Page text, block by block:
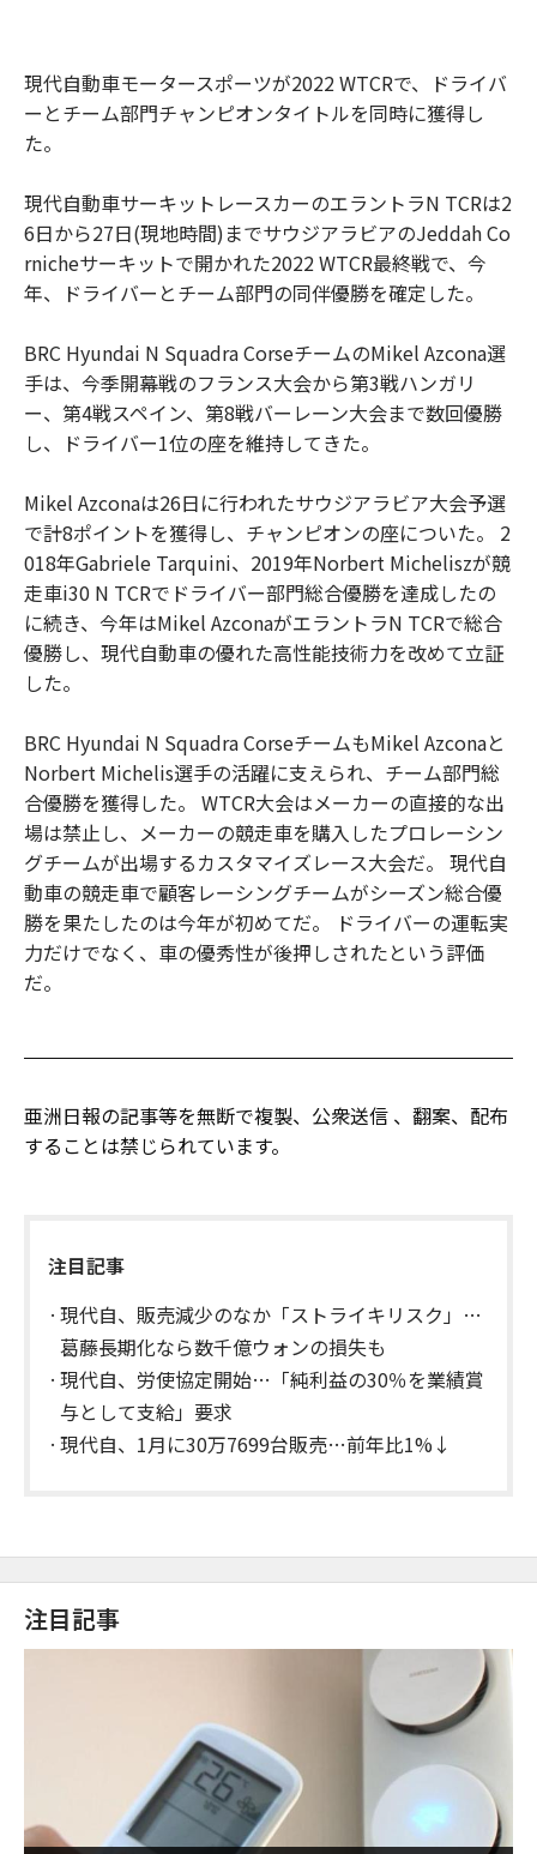
現代自動車モータースポーツが2022 WTCRで、ドライバ
ーとチーム部門チャンピオンタイトルを同時に獲得し
た。
現代自動車サーキットレースカーのエラントラN TCRは2
6日から27日(現地時間)までサウジアラビアのJeddah Co
rnicheサーキットで開かれた2022 WTCR最終戦で、今
年、ドライバーとチーム部門の同伴優勝を確定した。
BRC Hyundai N Squadra CorseチームのMikel Azcona選
手は、今季開幕戦のフランス大会から第3戦ハンガリ
ー、第4戦スペイン、第8戦バーレーン大会まで数回優勝
し、ドライバー1位の座を維持してきた。
Mikel Azconaは26日に行われたサウジアラビア大会予選
で計8ポイントを獲得し、チャンピオンの座についた。 2
018年Gabriele Tarquini、2019年Norbert Micheliszが競
走車i30 N TCRでドライバー部門総合優勝を達成したの
に続き、今年はMikel AzconaがエラントラN TCRで総合
優勝し、現代自動車の優れた高性能技術力を改めて立証
した。
BRC Hyundai N Squadra CorseチームもMikel Azconaと
Norbert Michelis選手の活躍に支えられ、チーム部門総
合優勝を獲得した。 WTCR大会はメーカーの直接的な出
場は禁止し、メーカーの競走車を購入したプロレーシン
グチームが出場するカスタマイズレース大会だ。 現代自
動車の競走車で顧客レーシングチームがシーズン総合優
勝を果たしたのは今年が初めてだ。 ドライバーの運転実
力だけでなく、車の優秀性が後押しされたという評価
だ。
亜洲日報の記事等を無断で複製、公衆送信 、翻案、配布
することは禁じられています。
注目記事
現代自、販売減少のなか「ストライキリスク」…
葛藤長期化なら数千億ウォンの損失も
現代自、労使協定開始…「純利益の30％を業績賞
与として支給」要求
現代自、1月に30万7699台販売…前年比1%↓
注目記事